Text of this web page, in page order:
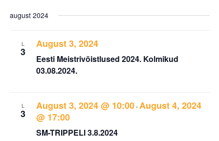
august 2024
L
3
August 3, 2024
Eesti Meistrivõistlused 2024. Kolmikud
03.08.2024.
L
3
August 3, 2024 @ 10:00-August 4, 2024
@ 17:00
SM-TRIPPELI 3.8.2024